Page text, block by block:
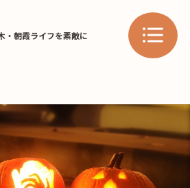
・朝霞ライフを素敵に
暮らし